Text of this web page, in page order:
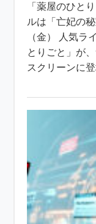
「薬屋のひと
ルは「亡妃の
（金） 人気ラ
とりごと」が
スクリーンに